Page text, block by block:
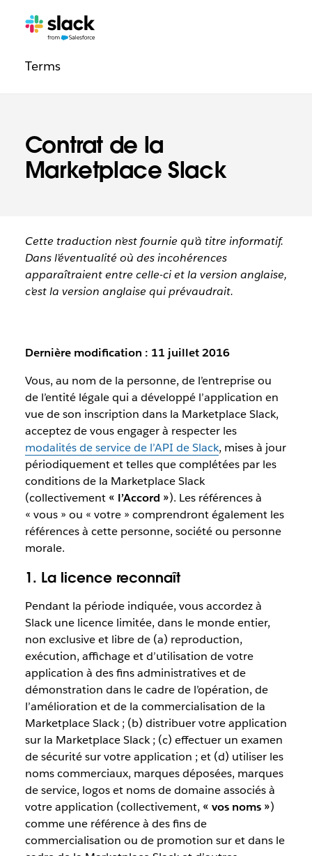
Contrat de la
Marketplace Slack
Navigation
légale
Pages
Termssupplémentaires
Cette traduction n’est fournie qu’à titre informatif.
Dans l’éventualité où des incohérences
apparaîtraient entre celle-ci et la version anglaise,
c’est la version anglaise qui prévaudrait.
Dernière modification : 11 juillet 2016
Vous, au nom de la personne, de l’entreprise ou
de l’entité légale qui a développé l’application en
vue de son inscription dans la Marketplace Slack,
acceptez de vous engager à respecter les
modalités de service de l’API de Slack, mises à jour
périodiquement et telles que complétées par les
conditions de la Marketplace Slack
(collectivement « l’Accord »). Les références à
« vous » ou « votre » comprendront également les
références à cette personne, société ou personne
morale.
1. La licence reconnaît
Pendant la période indiquée, vous accordez à
Slack une licence limitée, dans le monde entier,
non exclusive et libre de (a) reproduction,
exécution, affichage et d’utilisation de votre
application à des fins administratives et de
démonstration dans le cadre de l’opération, de
l’amélioration et de la commercialisation de la
Marketplace Slack ; (b) distribuer votre application
sur la Marketplace Slack ; (c) effectuer un examen
de sécurité sur votre application ; et (d) utiliser les
noms commerciaux, marques déposées, marques
de service, logos et noms de domaine associés à
votre application (collectivement, « vos noms »)
comme une référence à des fins de
commercialisation ou de promotion sur et dans le